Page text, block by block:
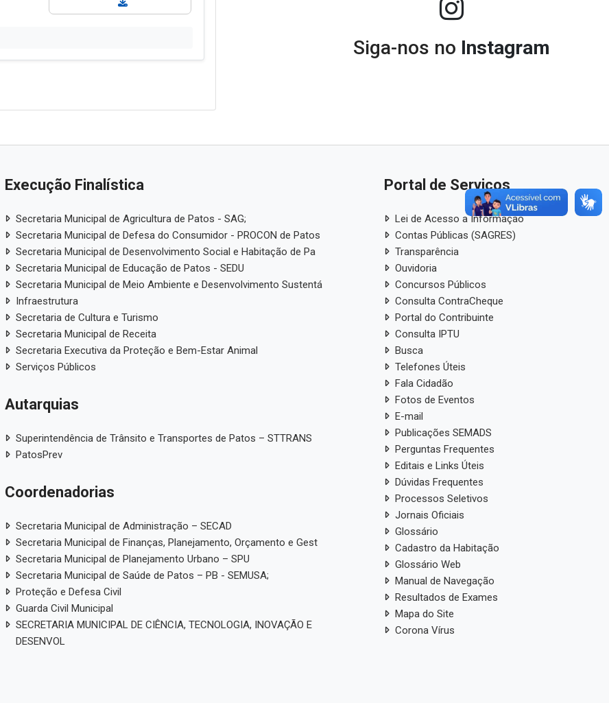
Siga-nos no Instagram
Execução Finalística
Secretaria Municipal de Agricultura de Patos - SAG;
Secretaria Municipal de Defesa do Consumidor - PROCON de Patos
Secretaria Municipal de Desenvolvimento Social e Habitação de Pa
Secretaria Municipal de Educação de Patos - SEDU
Secretaria Municipal de Meio Ambiente e Desenvolvimento Sustentá
Infraestrutura
Secretaria de Cultura e Turismo
Secretaria Municipal de Receita
Secretaria Executiva da Proteção e Bem-Estar Animal
Serviços Públicos
Autarquias
Superintendência de Trânsito e Transportes de Patos – STTRANS
PatosPrev
Coordenadorias
Secretaria Municipal de Administração – SECAD
Secretaria Municipal de Finanças, Planejamento, Orçamento e Gest
Secretaria Municipal de Planejamento Urbano – SPU
Secretaria Municipal de Saúde de Patos – PB - SEMUSA;
Proteção e Defesa Civil
Guarda Civil Municipal
SECRETARIA MUNICIPAL DE CIÊNCIA, TECNOLOGIA, INOVAÇÃO E
DESENVOL
Portal de Serviços
Lei de Acesso a Informação
Contas Públicas (SAGRES)
Transparência
Ouvidoria
Concursos Públicos
Consulta ContraCheque
Portal do Contribuinte
Consulta IPTU
Busca
Telefones Úteis
Fala Cidadão
Fotos de Eventos
E-mail
Publicações SEMADS
Perguntas Frequentes
Editais e Links Úteis
Dúvidas Frequentes
Processos Seletivos
Jornais Oficiais
Glossário
Cadastro da Habitação
Glossário Web
Manual de Navegação
Resultados de Exames
Mapa do Site
Corona Vírus